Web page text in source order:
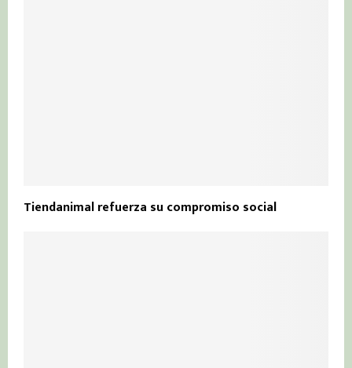
Tiendanimal refuerza su compromiso social